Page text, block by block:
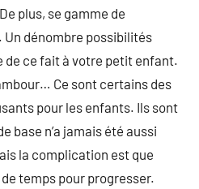
plus, se gamme de
dénombre possibilités
de ce fait à votre petit enfant.
Ce sont certains des
pour les enfants. Ils sont
base n’a jamais été aussi
la complication est que
temps pour progresser.